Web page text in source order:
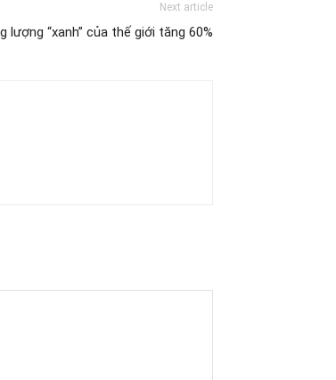
Next article
lượng “xanh” của thế giới tăng 60%